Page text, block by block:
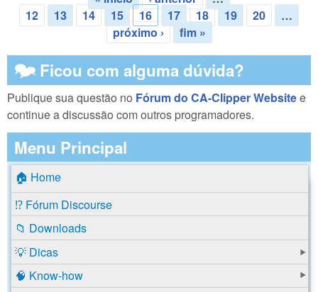
Páginas
12
13 14 15 16 17 18 19 20
…
próximo ›
fim »
🗫 Ficou com alguma dúvida?
Publique sua questão no Fórum do CA-Clipper Websitee
continue a discussão com outros programadores.
Menu Principal
🏠 Home
⁉️ Fórum Discourse
📁 Downloads
💡 Dicas
🧠 Know-how